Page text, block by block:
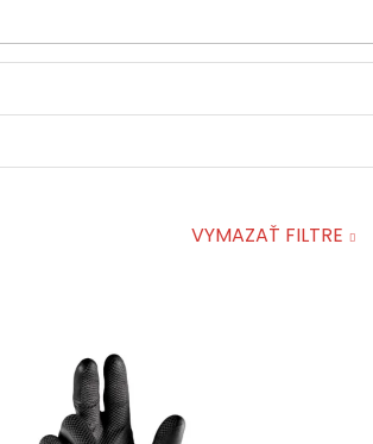
VYMAZAŤ FILTRE